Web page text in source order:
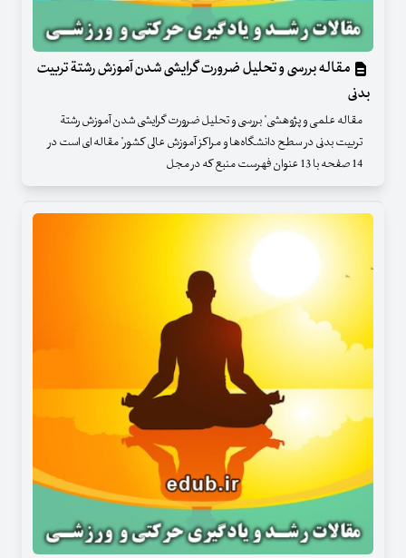
مقاله بررسی‌ و تحلیل‌ ضرورت‌ گرایشی‌ شدن‌ آموزش‌ رشتة‌ تربیت‌
بدنی‌
مقاله علمی و پژوهشی" بررسی‌ و تحلیل‌ ضرورت‌ گرایشی‌ شدن‌ آموزش‌ رشتة‌
تربیت‌ بدنی‌ در سطح‌ دانشگاه‌ها و مراکز آموزش‌ عالی‌ کشور" مقاله ای است در
14 صفحه با 13 عنوان فهرست منبع که در مجل